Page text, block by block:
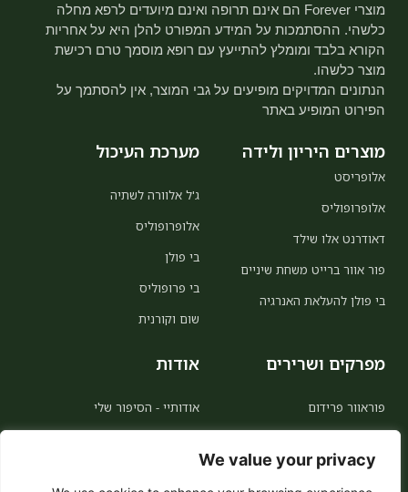
We value your privacy
מוצרי Forever הם אינם תרופה ואינם מיועדים לרפא מחלה
כלשהי. ההסתמכות על המידע המפורט להלן היא על אחריות
הקורא בלבד ומומלץ להתייעץ עם רופא מוסמך טרם רכישת
מוצר כלשהו.
הנתונים המדויקים מופיעים על גבי המוצר, אין להסתמך על
הפירוט המופיע באתר
מוצרים היריון ולידה
אלופריסט
אלופרופוליס
דאודרנט אלו שילד
פור אוור ברייט משחת שיניים
בי פולן להעלאת האנרגיה
מערכת העיכול
ג'ל אלוורה לשתיה
אלופרופוליס
בי פולן
בי פרופוליס
שום וקורנית
מפרקים ושרירים
פוראוור פרידום
אלו קולינג
אודות
אודותיי - הסיפור שלי